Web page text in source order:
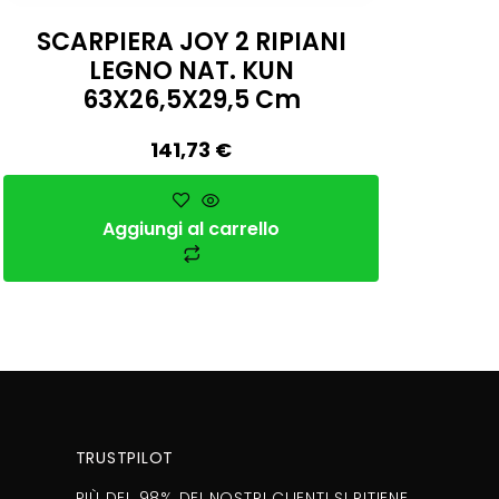
SCARPIERA JOY 2 RIPIANI
LEGNO NAT. KUN
63X26,5X29,5 Cm
141,73 €
Aggiungi al carrello
TRUSTPILOT